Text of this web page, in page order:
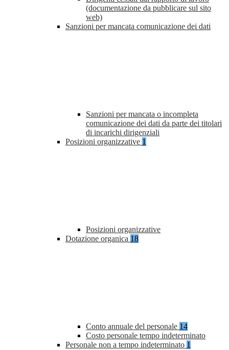
(documentazione da pubblicare sul sito
web)
Sanzioni per mancata comunicazione dei dati
Sanzioni per mancata o incompleta
comunicazione dei dati da parte dei titolari
di incarichi dirigenziali
Posizioni organizzative 1
Posizioni organizzative
Dotazione organica 18
Conto annuale del personale 14
Costo personale tempo indeterminato
Personale non a tempo indeterminato 1